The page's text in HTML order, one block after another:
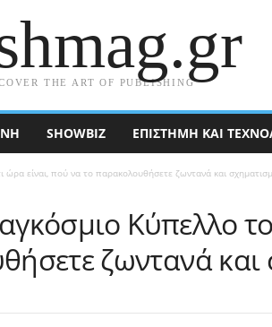
THE ART OF PUBLISHING
SHOWBIZ ΕΠΙΣΤΉΜΗ ΚΑΙ
είναι, πού να το παρακολουθήσετε ζωντανά και
Κύπελλο
ζωντανά και